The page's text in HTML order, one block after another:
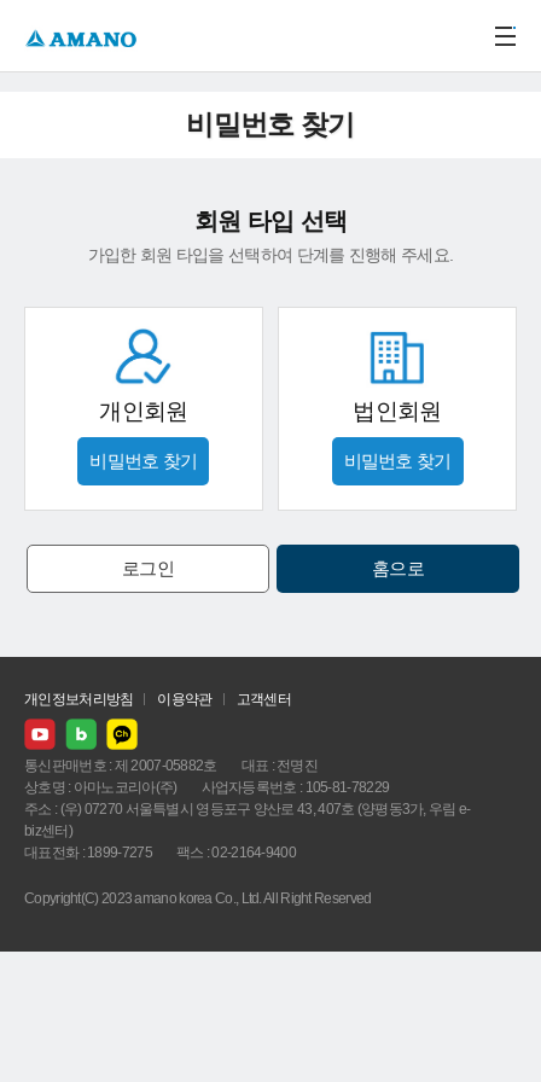
비밀번호 찾기
회원 타입 선택
가입한 회원 타입을 선택하여 단계를 진행해 주세요.
개인회원
비밀번호 찾기
법인회원
비밀번호 찾기
로그인 홈으로
개인정보처리방침 이용약관 고객센터
통신판매번호 : 제 2007-05882호
대표 : 전명진
상호명 : 아마노코리아(주)
사업자등록번호 : 105-81-78229
주소 : (우) 07270 서울특별시 영등포구 양산로 43, 407호 (양평동3가, 우림 e-
biz센터)
대표전화 : 1899-7275
팩스 : 02-2164-9400
Copyright(C) 2023 amano korea Co., Ltd. All Right Reserved